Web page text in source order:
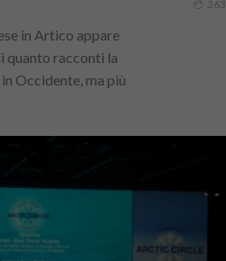
363
in Artico appare
quanto racconti la
Occidente, ma più